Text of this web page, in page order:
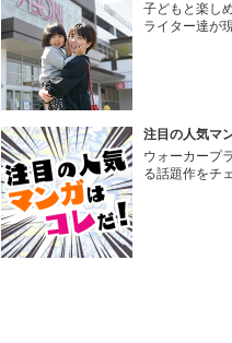
子どもと楽し
ライター達が
注目の人気マ
ウォーカープ
る話題作をチ